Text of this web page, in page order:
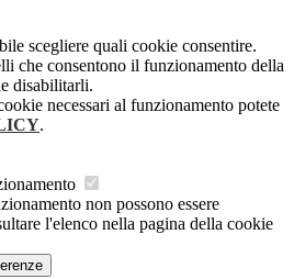
scegliere quali cookie consentire.
che consentono il funzionamento della
disabilitarli.
necessari al funzionamento potete
.
non possono essere
l'elenco nella pagina della cookie